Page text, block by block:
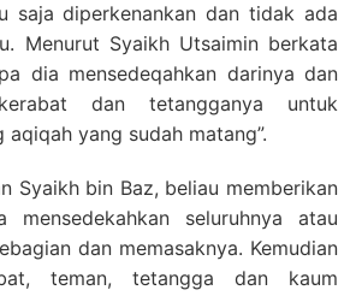
saja diperkenankan dan tidak ada
Menurut Syaikh Utsaimin berkata
dia mensedeqahkan darinya dan
dan tetangganya untuk
yang sudah matang”.
Syaikh bin Baz, beliau memberikan
mensedekahkan seluruhnya atau
dan memasaknya. Kemudian
teman, tetangga dan kaum